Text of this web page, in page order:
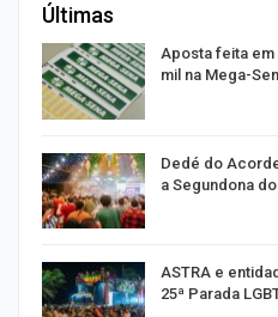
Últimas
Aposta feita em
mil na Mega-
Dedé do
a Segundona
ASTRA e
25ª Parada